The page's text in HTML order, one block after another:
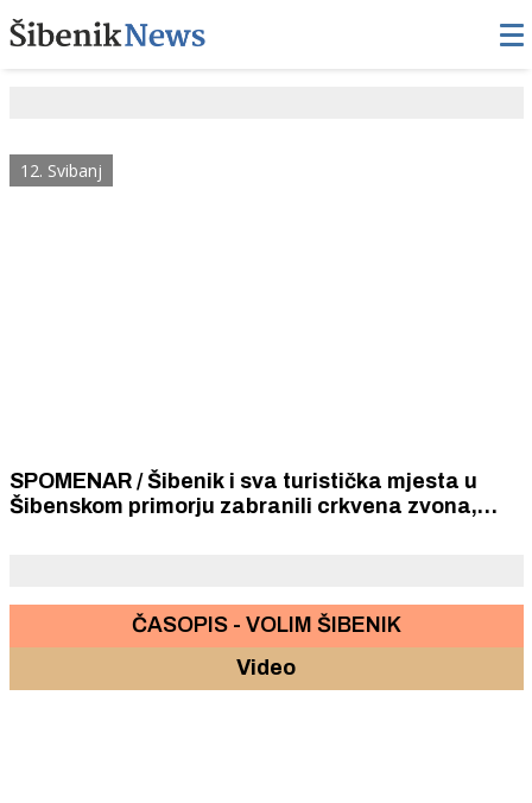
12. Svibanj
SPOMENAR / Šibenik i sva turistička mjesta u
Šibenskom primorju zabranili crkvena zvona,
ČASOPIS - VOLIM ŠIBENIK
Video